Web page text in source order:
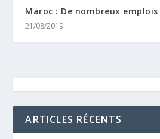
Maroc : De nombreux emplois
21/08/2019
ARTICLES RÉCENTS